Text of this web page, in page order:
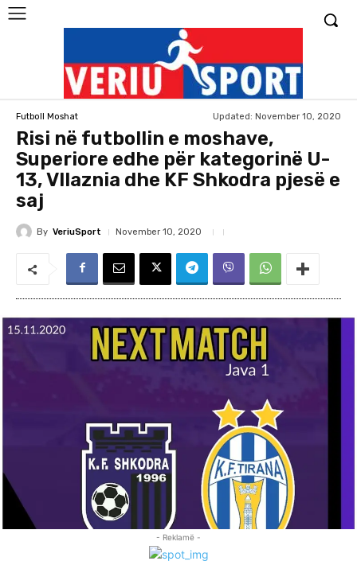
Futboll Moshat Updated: November 10, 2020
Risi në futbollin e moshave,
Superiore edhe për kategorinë U-
13, Vllaznia dhe KF Shkodra pjesë e
saj
By VeriuSport November 10, 2020
- Reklamë -